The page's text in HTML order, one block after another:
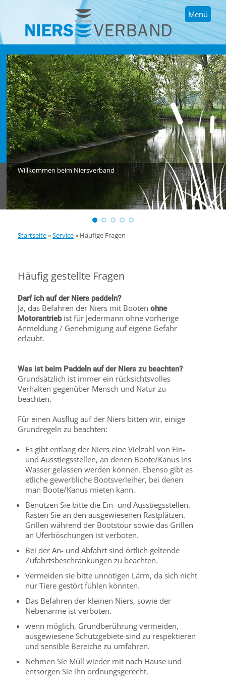
Menü
Willkommen beim Niersverband
Startseite»Service» Häufige Fragen
Häufig gestellte Fragen
Darf ich auf der Niers paddeln?
Ja, das Befahren der Niers mit Booten ohne
Motorantriebist für Jedermann ohne vorherige
Anmeldung / Genehmigung auf eigene Gefahr
erlaubt.
Was ist beim Paddeln auf der Niers zu beachten?
Grundsätzlich ist immer ein rücksichtsvolles
Verhalten gegenüber Mensch und Natur zu
beachten.
Für einen Ausflug auf der Niers bitten wir, einige
Grundregeln zu beachten:
Es gibt entlang der Niers eine Vielzahl von Ein-
und Ausstiegsstellen, an denen Boote/Kanus ins
Wasser gelassen werden können. Ebenso gibt es
etliche gewerbliche Bootsverleiher, bei denen
man Boote/Kanus mieten kann.
Benutzen Sie bitte die Ein- und Ausstiegsstellen.
Rasten Sie an den ausgewiesenen Rastplätzen.
Grillen während der Bootstour sowie das Grillen
an Uferböschungen ist verboten.
Bei der An- und Abfahrt sind örtlich geltende
Zufahrtsbeschränkungen zu beachten.
Vermeiden sie bitte unnötigen Lärm, da sich nicht
nur Tiere gestört fühlen könnten.
Das Befahren der kleinen Niers, sowie der
Nebenarme ist verboten.
wenn möglich, Grundberührung vermeiden,
ausgewiesene Schutzgebiete sind zu respektieren
und sensible Bereiche zu umfahren.
Nehmen Sie Müll wieder mit nach Hause und
entsorgen Sie ihn ordnungsgerecht.